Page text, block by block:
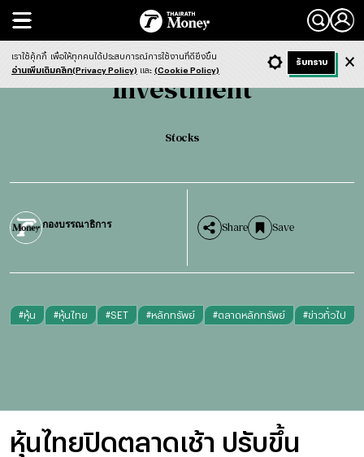
Search
Investment Stocks
Investment
Stocks
กองบรรณาธิการ Share Save
#หุ้น #หุ้นไทย #SET #หลักทรัพย์ #ตลาดหลักทรัพย์ #ข่าวทั่วไป
หุ้นไทยปิดตลาดเช้า ปรับขึ้น
- ก + ก Dark ฟังข่าว
เราใช้คุ้กกี้ เพื่อให้ทุกคนได้ประสบการณ์การใช้งานที่ดียิ่งขึ้น
อ่านเพิ่มเติมคลิก(Privacy Policy) และ (Cookie Policy)
รับทราบ